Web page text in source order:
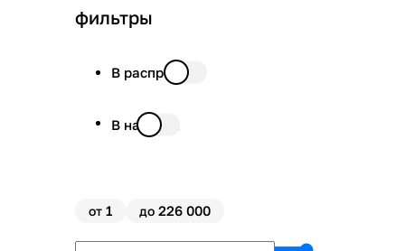
фильтры
В распродаже
В наличии
от 1 до 226 000